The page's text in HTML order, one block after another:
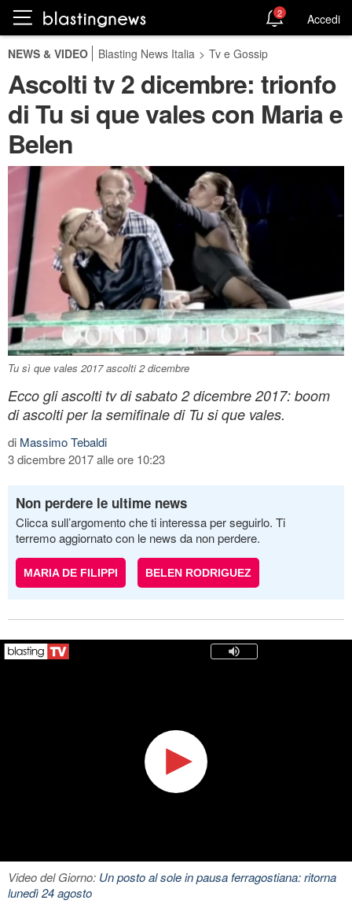
2 Accedi
NEWS & VIDEO Blasting News Italia > Tv e Gossip
Ascolti tv 2 dicembre: trionfo
di Tu si que vales con Maria e
Belen
Tu sì que vales 2017 ascolti 2 dicembre
Ecco gli ascolti tv di sabato 2 dicembre 2017: boom
di ascolti per la semifinale di Tu si que vales.
di Massimo Tebaldi
3 dicembre 2017 alle ore 10:23
Non perdere le ultime news
Clicca sull’argomento che ti interessa per seguirlo. Ti
terremo aggiornato con le news da non perdere.
MARIA DE FILIPPI BELEN RODRIGUEZ
Video del Giorno: Un posto al sole in pausa ferragostiana: ritorna
lunedì 24 agosto